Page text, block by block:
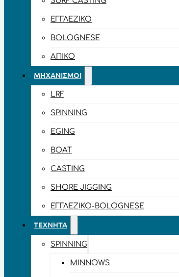
ΕΓΓΛΈΖΙΚΟ
BOLOGNESE
ΑΠΊΚΟ
ΜΗΧΑΝΙΣΜΟΊ
LRF
SPINNING
EGING
BOAT
CASTING
SHORE JIGGING
ΕΓΓΛΈΖΙΚΟ-BOLOGNESE
ΤΕΧΝΗΤΆ
SPINNING
MINNOWS